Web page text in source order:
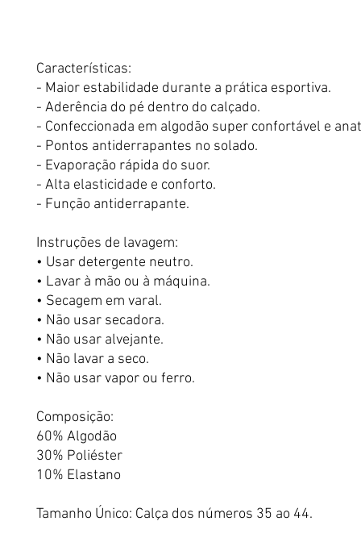
Características:
- Maior estabilidade durante a prática esportiva.
- Aderência do pé dentro do calçado.
- Confeccionada em algodão super confortável e
- Pontos antiderrapantes no solado.
- Evaporação rápida do suor.
- Alta elasticidade e conforto.
- Função antiderrapante.
Instruções de lavagem:
• Usar detergente neutro.
• Lavar à mão ou à máquina.
• Secagem em varal.
• Não usar secadora.
• Não usar alvejante.
• Não lavar a seco.
• Não usar vapor ou ferro.
Composição:
60% Algodão
30% Poliéster
10% Elastano
Tamanho Único: Calça dos números 35 ao 44.